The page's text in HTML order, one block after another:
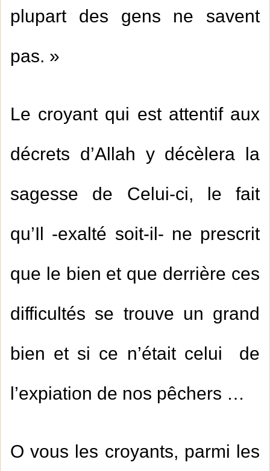
plupart des gens ne savent
pas. »
Le croyant qui est attentif aux
décrets d’Allah y décèlera la
sagesse de Celui-ci, le fait
qu’Il -exalté soit-il- ne prescrit
que le bien et que derrière ces
difficultés se trouve un grand
bien et si ce n’était celui de
l’expiation de nos pêchers …
O vous les croyants, parmi les